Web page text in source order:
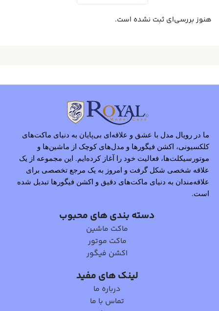
هنوز بررسی‌ای ثبت نشده است.
ما در رویال مدل با عشق و علاقه‌ای بی‌پایان به دنیای ماکت‌های
کلکسیونی، اکشن فیگورها و مدل‌های کوچک از ماشین‌ها و
موتورسیکلت‌ها، فعالیت خود را آغاز کرده‌ایم. این مجموعه از یک
علاقه شخصی شکل گرفت و امروز به یک مرجع تخصصی برای
علاقه‌مندان به دنیای ماکت‌های دقیق و اکشن فیگورها تبدیل شده
است.
دسته بندی های محبوب
ماکت ماشین
ماکت موتور
اکشن فیگور
لینک های مفید
درباره ما
تماس با ما